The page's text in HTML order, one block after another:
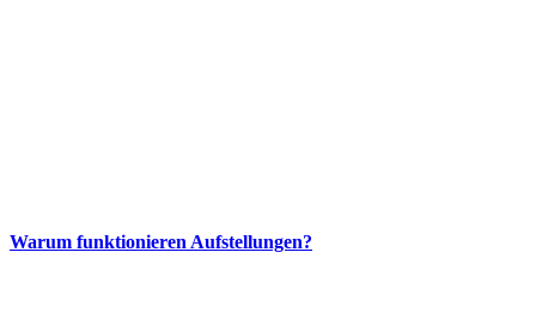
Warum funktionieren Aufstellungen?